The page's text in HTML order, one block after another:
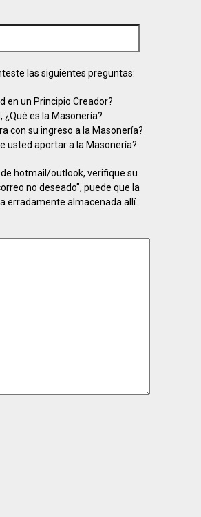
las siguientes preguntas:
en un Principio Creador?
¿Qué es la Masonería?
con su ingreso a la Masonería?
usted aportar a la Masonería?
hotmail/outlook, verifique su
no deseado", puede que la
erradamente almacenada allí.